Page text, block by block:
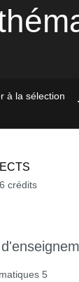
à la sélection
ECTS
6 crédits
5